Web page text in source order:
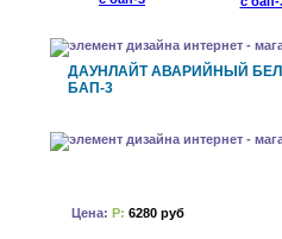
ДАУНЛАЙТ АВАРИЙНЫЙ
БАП-3
Цена: Р: 6280 руб